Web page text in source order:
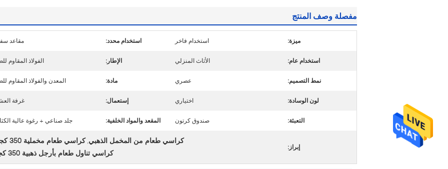
مفصلة وصف المنتج
ميزة: استخدام فاخر استخدام محدد: مقاعد
استخدام عام: الأثاث المنزلي الإطار: الفولاذ المقاوم
نمط التصميم: عصري مادة: المعدن والفولاذ المقاوم
لون الوسادة: اختياري إستعمال: غرفة
التعبئة: صندوق كرتون المقعد والمواد الخلفية: جلد صناعي + رغوة عالية
إبراز:
كراسي طعام من المخمل الذهبي,كراسي طعام مخملية 350 كجم
كراسي تناول طعام بأرجل ذهبية 350 كجم